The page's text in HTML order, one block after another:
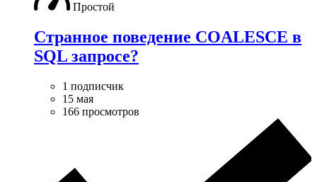
Простой
Странное поведение COALESCE в
SQL запросе?
1 подписчик
15 мая
166 просмотров